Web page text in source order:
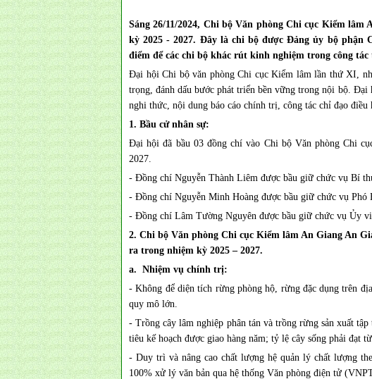
Sáng 26/11/2024, Chi bộ Văn phòng Chi cục Kiểm
kỳ 2025 - 2027. Đây là chi bộ được Đảng ủy bộ phận
điểm để các chi bộ khác rút kinh nghiệm trong công tác
Đại hội Chi bộ văn phòng Chi cục Kiểm lâm lần thứ XI,
trọng, đánh dấu bước phát triển bền vững trong nội bộ. Đại
nghi thức, nội dung báo cáo chính trị, công tác chỉ đạo điều
1. Bầu cử nhân sự:
Đại hội đã bầu 03 đồng chí vào Chi bộ Văn phòng Chi
2027.
- Đồng chí Nguyễn Thành Liêm được bầu giữ chức vụ Bí
- Đồng chí Nguyễn Minh Hoàng được bầu giữ chức vụ Phó
- Đồng chí Lâm Tường Nguyên được bầu giữ chức vụ Ủy
2. Chi bộ Văn phòng Chi cục Kiểm lâm An Giang An
ra trong nhiệm kỳ 2025 – 2027.
a. Nhiệm vụ chính trị:
- Không để diện tích rừng phòng hộ, rừng đặc dụng trên
quy mô lớn.
- Trồng cây lâm nghiệp phân tán và trồng rừng sản xuất
tiêu kế hoạch được giao hàng năm; tỷ lệ cây sống phải đạt
- Duy trì và nâng cao chất lượng hệ quản lý chất lượng
100% xử lý văn bản qua hệ thống Văn phòng điện tử